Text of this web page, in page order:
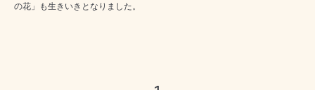
の花」も生きいきとなりました。